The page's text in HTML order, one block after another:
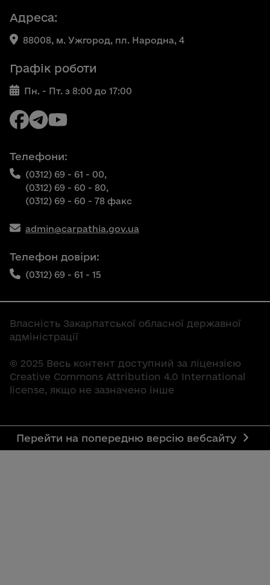
Адреса:
88008, м. Ужгород, пл. Народна, 4
Графік роботи
Пн. - Пт. з 8:00 до 17:00
Телефони:
(0312) 69 - 61 - 00,
(0312) 69 - 60 - 80,
(0312) 69 - 60 - 78 факс
admin@carpathia.gov.ua
Телефон довіри:
(0312) 69 - 61 - 15
Власність Закарпатської обласної державної
адміністрації
© 2025 Весь контент доступний за ліцензією
Creative Commons Attribution 4.0 International
license, якщо не зазначено інше
Перейти на попередню версію вебсайту